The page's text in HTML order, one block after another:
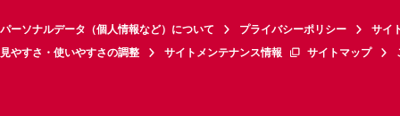
パーソナルデータ（個人情報など）について プライバシーポリシー
サイ
見やすさ・使いやすさの調整
サイトメンテナンス情報 サイトマップ